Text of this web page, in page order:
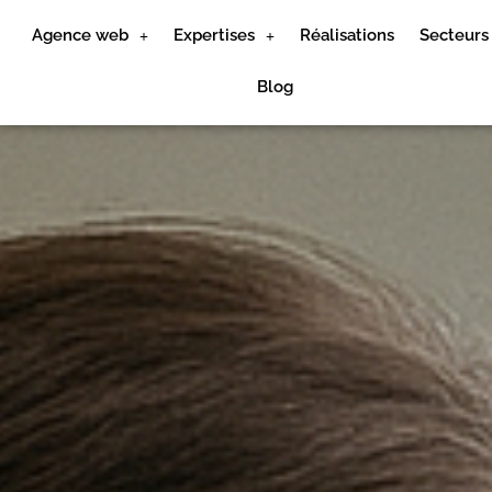
Agence web Expertises Réalisations Secteurs
Blog